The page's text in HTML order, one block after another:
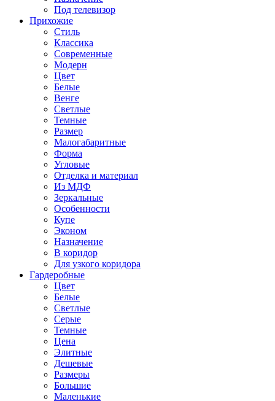
Под телевизор
Прихожие
Стиль
Классика
Современные
Модерн
Цвет
Белые
Венге
Светлые
Темные
Размер
Малогабаритные
Форма
Угловые
Отделка и материал
Из МДФ
Зеркальные
Особенности
Купе
Эконом
Назначение
В коридор
Для узкого коридора
Гардеробные
Цвет
Белые
Светлые
Серые
Темные
Цена
Элитные
Дешевые
Размеры
Большие
Маленькие